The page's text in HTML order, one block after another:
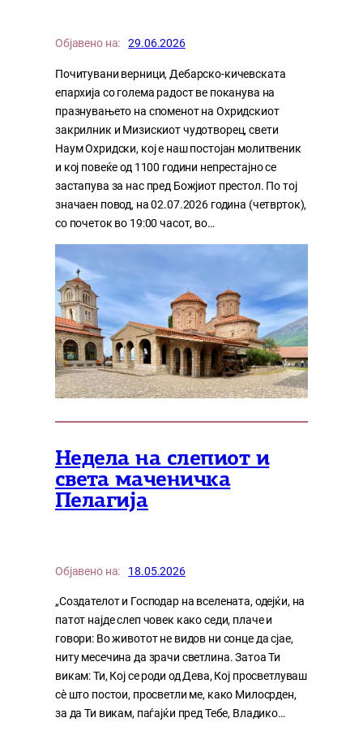
Објавено на: 29.06.2026
Почитувани верници, Дебарско-кичевската
епархија со голема радост ве поканува на
празнувањето на споменот на Охридскиот
закрилник и Мизискиот чудотворец, свети
Наум Охридски, кој е наш постојан молитвеник
и кој повеќе од 1100 години непрестајно се
застапува за нас пред Божјиот престол. По тој
значаен повод, на 02.07.2026 година (четврток),
со почеток во 19:00 часот, во…
Недела на слепиот и
света маченичка
Пелагија
Објавено на: 18.05.2026
„Создателот и Господар на вселената, одејќи, на
патот најде слеп човек како седи, плаче и
говори: Во животот не видов ни сонце да сјае,
ниту месечина да зрачи светлина. Затоа Ти
викам: Ти, Кој се роди од Дева, Кој просветлуваш
сѐ што постои, просветли ме, како Милосрден,
за да Ти викам, паѓајќи пред Тебе, Владико…